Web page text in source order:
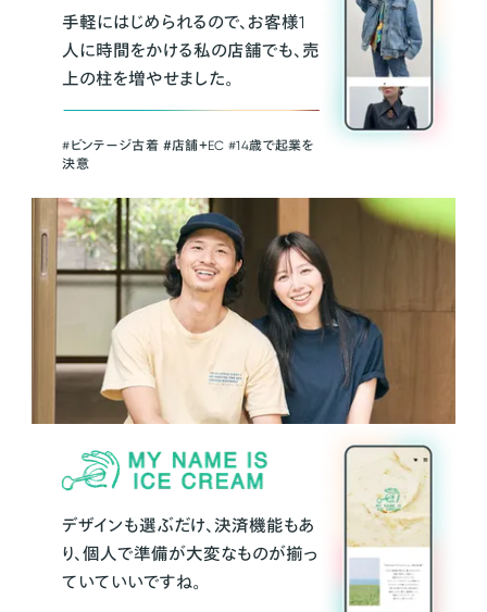
手軽にはじめられるので、お客様1
人に時間をかける私の店舗でも、売
上の柱を増やせました。
#ビンテージ古着 ＃店舗＋EC #14歳で起業を
決意
デザインも選ぶだけ、決済機能もあ
り、個人で準備が大変なものが揃っ
ていていいですね。